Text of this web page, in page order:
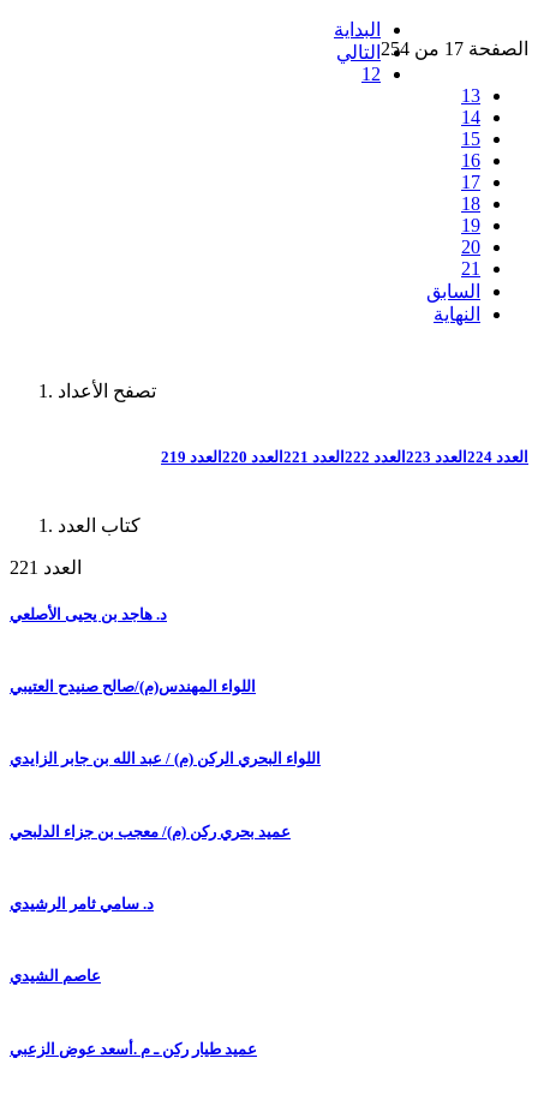
الصفحة 17 من 254
البداية
التالي
12
13
14
15
16
17
18
19
20
21
السابق
النهاية
تصفح الأعداد
العدد 224 العدد 223 العدد 222 العدد 221 العدد 220 العدد 219
كتاب العدد
العدد 221
د. هاجد بن يحيى الأصلعي
اللواء المهندس(م)/صالح صنيدح العتيبي
اللواء البحري الركن (م) / عبد الله بن جابر الزايدي
عميد بحري ركن (م)/ معجب بن جزاء الدلبحي
د. سامي ثامر الرشيدي
عاصم الشيدي
عميد طيار ركن ـ م .أسعد عوض الزعبي